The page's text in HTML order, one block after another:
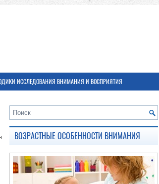
ИССЛЕДОВАНИЯ ВНИМАНИЯ И ВОСПРИЯТИЯ
ВОЗРАСТНЫЕ ОСОБЕННОСТИ ВНИМАНИЯ